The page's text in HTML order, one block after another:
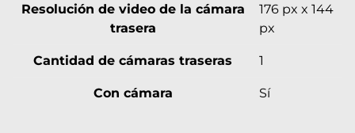
Resolución de video de la cámara
trasera
176 px x 144
px
Cantidad de cámaras traseras 1
Con cámara Sí